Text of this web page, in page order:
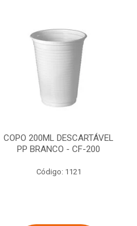
COPO 200ML DESCARTÁVEL
PP BRANCO - CF-200
Código: 1121